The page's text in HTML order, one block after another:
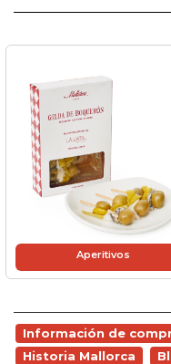
Aperitivos
Información de
Historia Mallorca